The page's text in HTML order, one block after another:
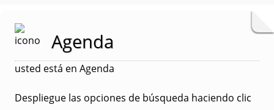
Agenda
usted está en Agenda
Despliegue las opciones de búsqueda haciendo clic